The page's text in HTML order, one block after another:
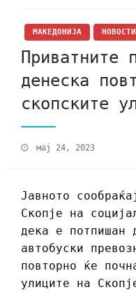
МАКЕДОНИЈА НОВОСТИ
Приватните
денеска
скопските
мај 24, 2023
Јавното
Скопје на
дека е потпишан
автобуски
повторно ќе
улиците на